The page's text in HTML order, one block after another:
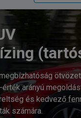
arányú
és kedvező
számára.